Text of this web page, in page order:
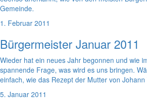
Gemeinde.
1. Februar 2011
Bürgermeister Januar 2011
Wieder hat ein neues Jahr begonnen und wie
spannende Frage, was wird es uns bringen.
einfach, wie das Rezept der Mutter von
5. Januar 2011